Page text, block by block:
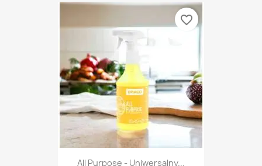
All Purpose - Uniwersalny...
favorite_border